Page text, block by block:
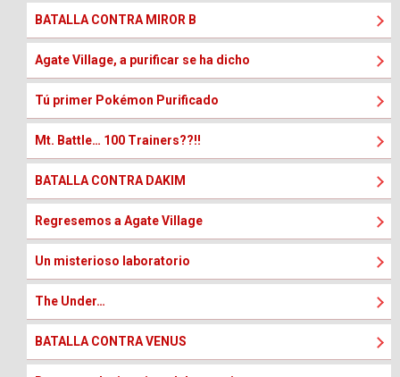
BATALLA CONTRA MIROR B
Agate Village, a purificar se ha dicho
Tú primer Pokémon Purificado
Mt. Battle… 100 Trainers??!!
BATALLA CONTRA DAKIM
Regresemos a Agate Village
Un misterioso laboratorio
The Under…
BATALLA CONTRA VENUS